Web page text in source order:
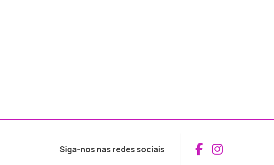
Siga-nos nas redes sociais Aceder ao
Aceder